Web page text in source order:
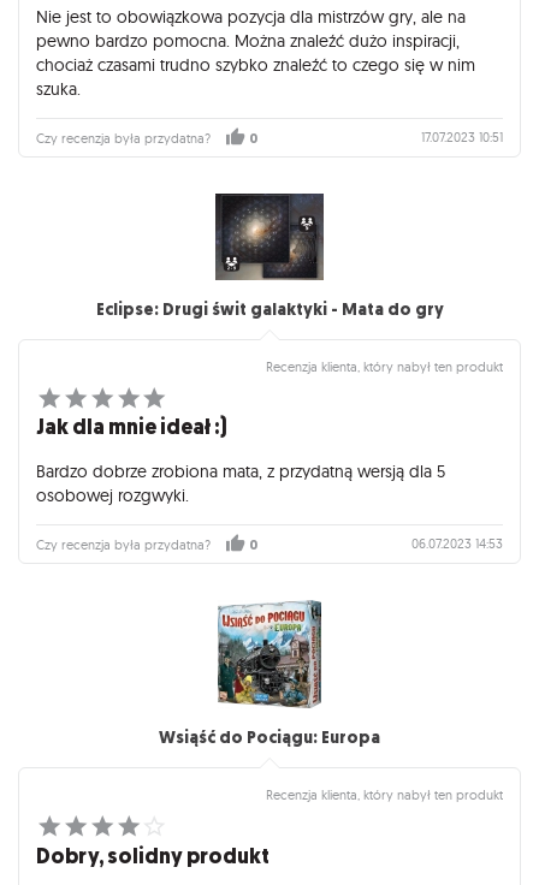
Nie jest to obowiązkowa pozycja dla mistrzów gry, ale na
pewno bardzo pomocna. Można znaleźć dużo inspiracji,
chociaż czasami trudno szybko znaleźć to czego się w nim
szuka.
Czy recenzja była przydatna? 0 17.07.2023 10:51
Eclipse: Drugi świt galaktyki - Mata do gry
Recenzja klienta, który nabył ten produkt
Jak dla mnie ideał :)
Bardzo dobrze zrobiona mata, z przydatną wersją dla 5
osobowej rozgwyki.
Czy recenzja była przydatna? 0 06.07.2023 14:53
Wsiąść do Pociągu: Europa
Recenzja klienta, który nabył ten produkt
Dobry, solidny produkt